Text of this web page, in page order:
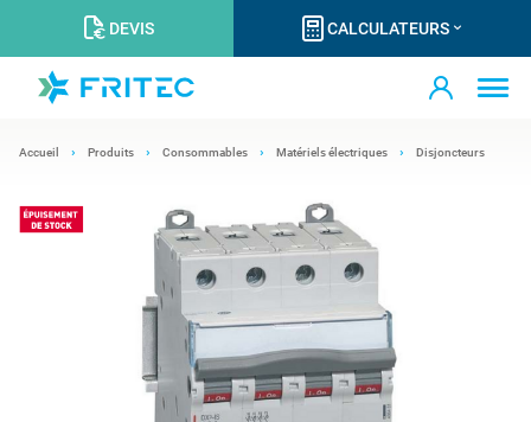
DEVIS CALCULATEURS
Accueil Produits Consommables Matériels électriques Disjoncteurs